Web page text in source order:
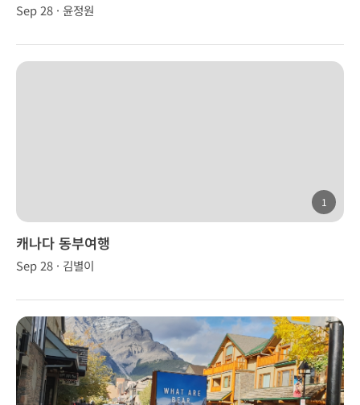
Sep 28 · 윤정원
1
캐나다 동부여행
Sep 28 · 김별이